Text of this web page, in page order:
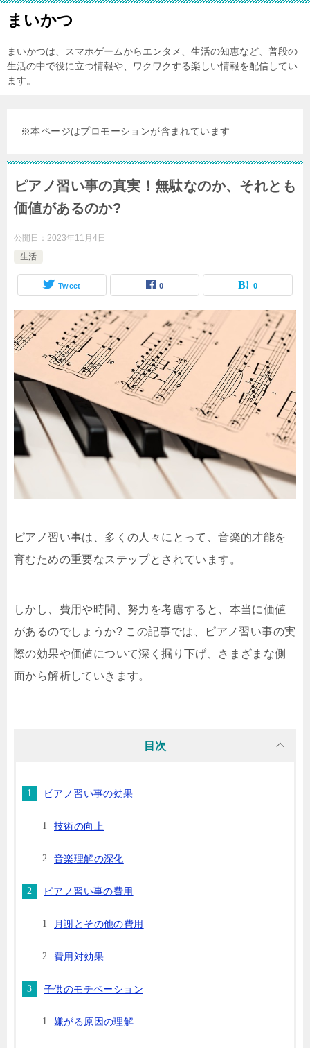
まいかつ
まいかつは、スマホゲームからエンタメ、生活の知恵など、普段の
生活の中で役に立つ情報や、ワクワクする楽しい情報を配信してい
ます。
※本ページはプロモーションが含まれています
ピアノ習い事の真実！無駄なのか、それとも
価値があるのか?
公開日： 2023年11月4日
生活
Tweet 0 0
ピアノ習い事は、多くの人々にとって、音楽的才能を
育むための重要なステップとされています。
しかし、費用や時間、努力を考慮すると、本当に価値
があるのでしょうか? この記事では、ピアノ習い事の実
際の効果や価値について深く掘り下げ、さまざまな側
面から解析していきます。
目次
ピアノ習い事の効果
技術の向上
音楽理解の深化
ピアノ習い事の費用
月謝とその他の費用
費用対効果
子供のモチベーション
嫌がる原因の理解